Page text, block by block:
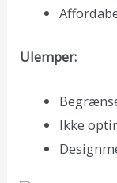
Ulemper:
Ikke